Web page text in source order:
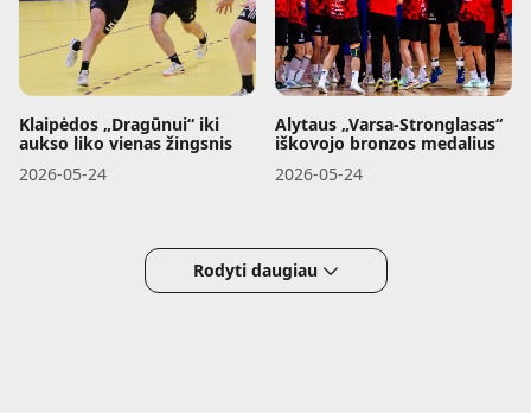
Klaipėdos „Dragūnui“ iki
aukso liko vienas žingsnis
2026-05-24
Alytaus „Varsa-Stronglasas“
iškovojo bronzos medalius
2026-05-24
Rodyti daugiau